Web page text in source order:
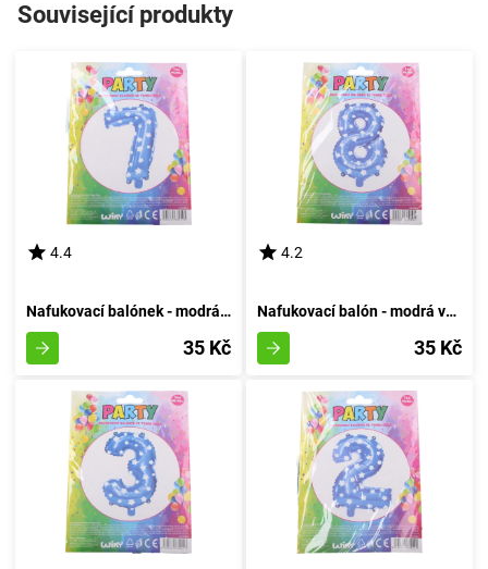
Související produkty
4.4
Nafukovací balónek - modrá sedmička
35 Kč
4.2
Nafukovací balón - modrá varianta číslo osm
35 Kč